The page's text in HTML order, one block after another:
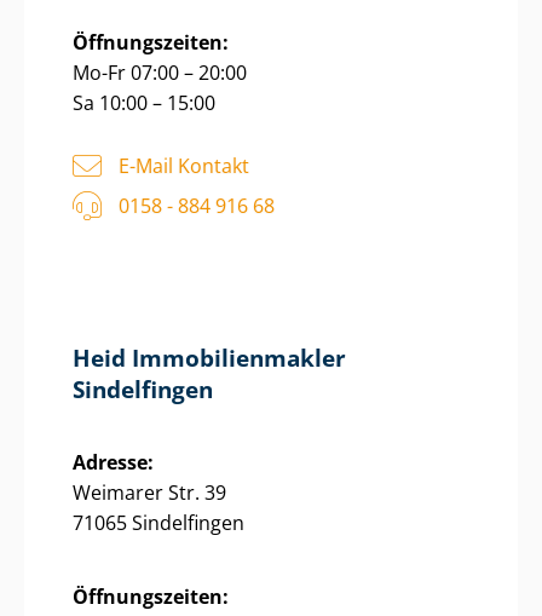
Öffnungszeiten:
Mo-Fr 07:00 – 20:00
Sa 10:00 – 15:00
E-Mail Kontakt
0158 - 884 916 68
Heid Im­mo­bi­li­en­mak­ler
Sindelfingen
Adresse:
Weimarer Str. 39
71065 Sindelfingen
Öffnungszeiten: